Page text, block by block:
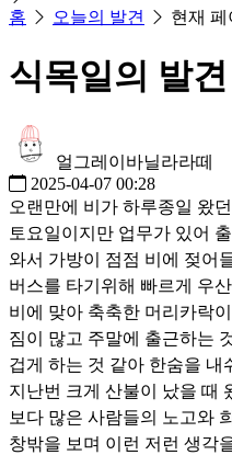
홈 오늘의 발견 현재 페
식목일의 발견
얼그레이바닐라라떼
2025-04-07 00:28
오랜만에 비가 하루종일 왔
토요일이지만 업무가 있어
와서 가방이 점점 비에 젖어
버스를 타기위해 빠르게 우
비에 맞아 축축한 머리카락
짐이 많고 주말에 출근하는
겁게 하는 것 같아 한숨을 내
지난번 크게 산불이 났을 때
보다 많은 사람들의 노고와
창밖을 보며 이런 저런 생각